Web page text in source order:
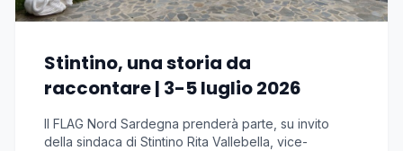
Stintino, una storia da
raccontare | 3-5 luglio 2026
Il FLAG Nord Sardegna prenderà parte, su invito
della sindaca di Stintino Rita Vallebella, vice-